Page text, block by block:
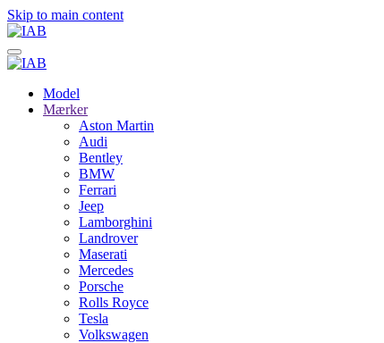
Skip to main content
Model
Mærker
Aston Martin
Audi
Bentley
BMW
Ferrari
Jeep
Lamborghini
Landrover
Maserati
Mercedes
Porsche
Rolls Royce
Tesla
Volkswagen